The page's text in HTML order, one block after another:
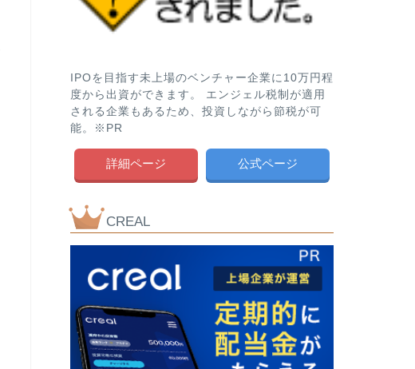
IPOを目指す未上場のベンチャー企業に10万円程
度から出資ができます。 エンジェル税制が適用
される企業もあるため、投資しながら節税が可
能。※PR
詳細ページ 公式ページ
CREAL